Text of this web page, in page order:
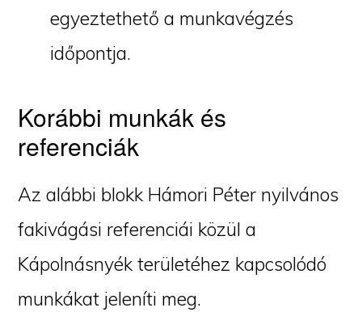
egyeztethető a munkavégzés
időpontja.
Korábbi munkák és
referenciák
Az alábbi blokk Hámori Péter nyilvános
fakivágási referenciái közül a
Kápolnásnyék területéhez kapcsolódó
munkákat jeleníti meg.